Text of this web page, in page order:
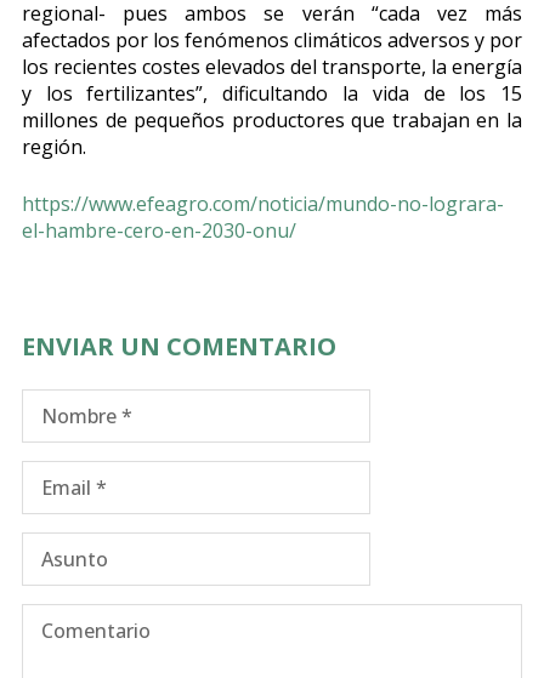
regional- pues ambos se verán “cada vez más
afectados por los fenómenos climáticos adversos y por
los recientes costes elevados del transporte, la energía
y los fertilizantes”, dificultando la vida de los 15
millones de pequeños productores que trabajan en la
región.
https://www.efeagro.com/noticia/mundo-no-lograra-
el-hambre-cero-en-2030-onu/
ENVIAR UN COMENTARIO